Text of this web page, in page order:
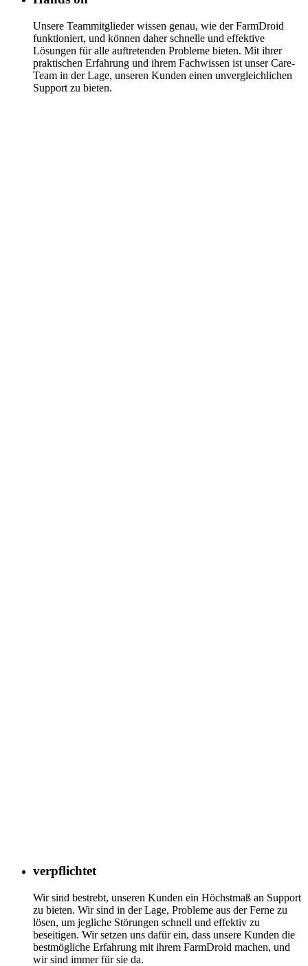
Unsere Teammitglieder wissen genau, wie der FarmDroid
funktioniert, und können daher schnelle und effektive
Lösungen für alle auftretenden Probleme bieten. Mit ihrer
praktischen Erfahrung und ihrem Fachwissen ist unser Care-
Team in der Lage, unseren Kunden einen unvergleichlichen
Support zu bieten.
verpflichtet
Wir sind bestrebt, unseren Kunden ein Höchstmaß an Support
zu bieten. Wir sind in der Lage, Probleme aus der Ferne zu
lösen, um jegliche Störungen schnell und effektiv zu
beseitigen. Wir setzen uns dafür ein, dass unsere Kunden die
bestmögliche Erfahrung mit ihrem FarmDroid machen, und
wir sind immer für sie da.